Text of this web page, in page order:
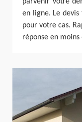
en ligne. Le
pour votre cas.
réponse en moins